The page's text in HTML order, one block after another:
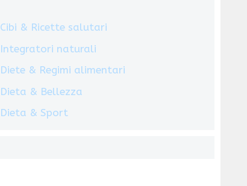
Cibi & Ricette salutari
Integratori naturali
Diete & Regimi alimentari
Dieta & Bellezza
Dieta & Sport